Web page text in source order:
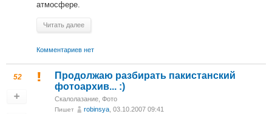
атмосфере.
Читать далее
Комментариев нет
52
Продолжаю разбирать пакистанский
фотоархив... :)
Скалолазание Фото
Пишет robinsya , 03.10.2007 09:41